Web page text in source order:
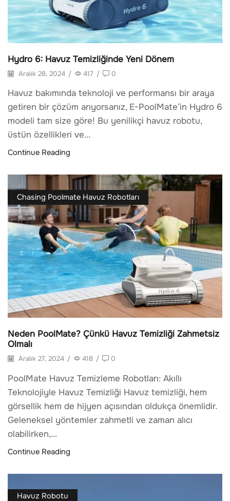
Hydro 6: Havuz Temizliğinde Yeni Dönem
Aralık 28, 2024 / 417 / 0
Havuz bakımında teknoloji ve performansı bir araya
getiren bir çözüm arıyorsanız, E-PoolMate’in Hydro 6
modeli tam size göre! Bu yenilikçi havuz robotu,
üstün özellikleri ve...
Continue Reading
Chasing Poolmate Havuz Robotları
Neden PoolMate? Çünkü Havuz Temizliği Zahmetsiz
Olmalı
Aralık 27, 2024 / 418 / 0
PoolMate Havuz Temizleme Robotları: Akıllı
Teknolojiyle Havuz Temizliği Havuz temizliği, hem
görsellik hem de hijyen açısından oldukça önemlidir.
Geleneksel yöntemler zahmetli ve zaman alıcı
olabilirken,...
Continue Reading
Havuz Robotu